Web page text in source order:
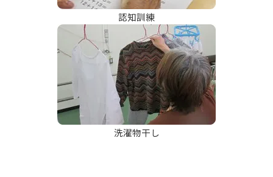
認知訓練
洗濯物干し